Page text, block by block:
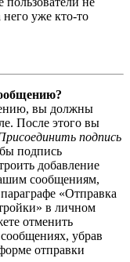
уже кто-то
вы должны
После этого вы
подпись
подпись
добавление
сообщениям,
«Отправка
в личном
отменить
убрав
отправки